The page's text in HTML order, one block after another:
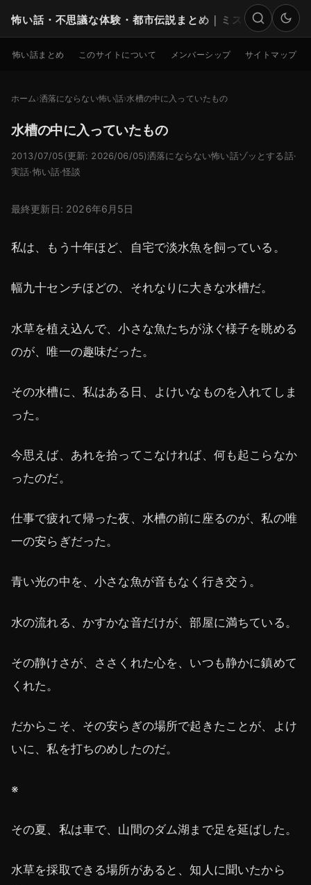
怖い話・不思議な体験・都市伝説まとめ｜ミステリー
検索
怖い話まとめ このサイトについて メンバーシップ サイトマップ
ホーム 洒落にならない怖い話 水槽の中に入っていたもの
水槽の中に入っていたもの
2013/07/05 (更新: 2026/06/05)洒落にならない怖い話ゾッとする話·
実話·怖い話·怪談
最終更新日: 2026年6月5日
私は、もう十年ほど、自宅で淡水魚を飼っている。
幅九十センチほどの、それなりに大きな水槽だ。
水草を植え込んで、小さな魚たちが泳ぐ様子を眺める
のが、唯一の趣味だった。
その水槽に、私はある日、よけいなものを入れてしま
った。
今思えば、あれを拾ってこなければ、何も起こらなか
ったのだ。
仕事で疲れて帰った夜、水槽の前に座るのが、私の唯
一の安らぎだった。
青い光の中を、小さな魚が音もなく行き交う。
水の流れる、かすかな音だけが、部屋に満ちている。
その静けさが、ささくれた心を、いつも静かに鎮めて
くれた。
だからこそ、その安らぎの場所で起きたことが、よけ
いに、私を打ちのめしたのだ。
※
その夏、私は車で、山間のダム湖まで足を延ばした。
水草を採取できる場所があると、知人に聞いたから